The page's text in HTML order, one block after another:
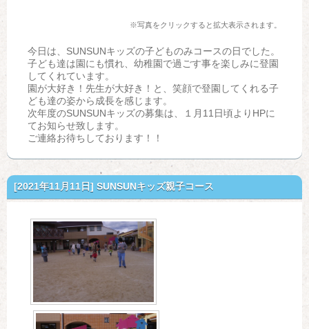
※写真をクリックすると拡大表示されます。
今日は、SUNSUNキッズの子どものみコースの日でした。
子ども達は園にも慣れ、幼稚園で過ごす事を楽しみに登園
してくれています。
園が大好き！先生が大好き！と、笑顔で登園してくれる子
ども達の姿から成長を感じます。
次年度のSUNSUNキッズの募集は、１月11日頃よりHPに
てお知らせ致します。
ご連絡お待ちしております！！
[2021年11月11日] SUNSUNキッズ親子コース